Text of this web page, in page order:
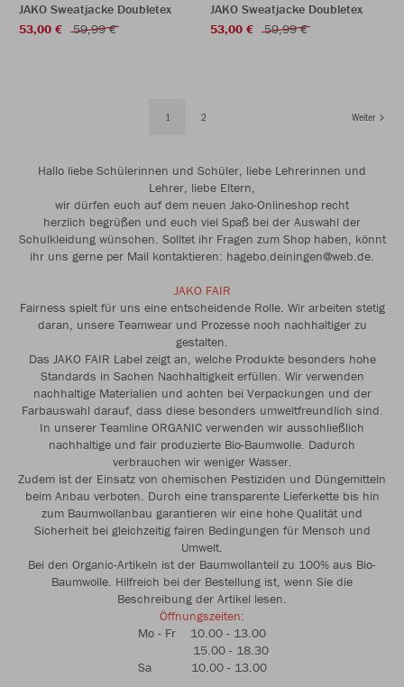
JAKO Sweatjacke Doubletex
53,00 €
59,99 €
JAKO Sweatjacke Doubletex
53,00 €
59,99 €
1 2 Weiter
Hallo liebe Schülerinnen und Schüler, liebe Lehrerinnen und
Lehrer, liebe Eltern,
wir dürfen euch auf dem neuen Jako-Onlineshop recht
herzlich begrüßen und euch viel Spaß bei der Auswahl der
Schulkleidung wünschen. Solltet ihr Fragen zum Shop haben, könnt
ihr uns gerne per Mail kontaktieren: hagebo.deiningen@web.de.
JAKO FAIR
Fairness spielt für uns eine entscheidende Rolle. Wir arbeiten stetig
daran, unsere Teamwear und Prozesse noch nachhaltiger zu
gestalten.
Das JAKO FAIR Label zeigt an, welche Produkte besonders hohe
Standards in Sachen Nachhaltigkeit erfüllen. Wir verwenden
nachhaltige Materialien und achten bei Verpackungen und der
Farbauswahl darauf, dass diese besonders umweltfreundlich sind.
In unserer Teamline ORGANIC verwenden wir ausschließlich
nachhaltige und fair produzierte Bio-Baumwolle. Dadurch
verbrauchen wir weniger Wasser.
Zudem ist der Einsatz von chemischen Pestiziden und Düngemitteln
beim Anbau verboten. Durch eine transparente Lieferkette bis hin
zum Baumwollanbau garantieren wir eine hohe Qualität und
Sicherheit bei gleichzeitig fairen Bedingungen für Mensch und
Umwelt.
Bei den Organic-Artikeln ist der Baumwollanteil zu 100% aus Bio-
Baumwolle. Hilfreich bei der Bestellung ist, wenn Sie die
Beschreibung der Artikel lesen.
Öffnungszeiten:
Mo - Fr 10.00 - 13.00
15.00 - 18.30
Sa 10.00 - 13.00